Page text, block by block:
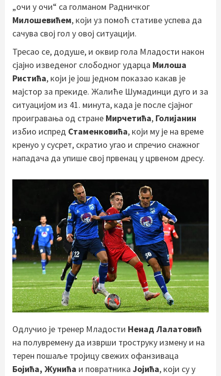
„очи у очи“ са голманом Радничког
Милошевићем, који уз помоћ стативе успева да
сачува свој гол у овој ситуацији.
Тресао се, додуше, и оквир гола Младости након
сјајно изведеног слободног ударца Милоша
Ристића, који је још једном показао какав је
мајстор за прекиде. Жалиће Шумадинци дуго и за
ситуацијом из 41. минута, када је после сјајног
проигравања од стране Мирчетића, Голијанин
избио испред Стаменковића, који му је на време
кренуо у сусрет, скратио угао и спречио снажног
нападача да упише свој првенац у црвеном дресу.
Одлучио је тренер Младости Ненад Лалатовић
на полувремену да изврши троструку измену и на
терен пошаље тројицу свежих офанзиваца
Бојића, Жунића и повратника Јојића, који су у